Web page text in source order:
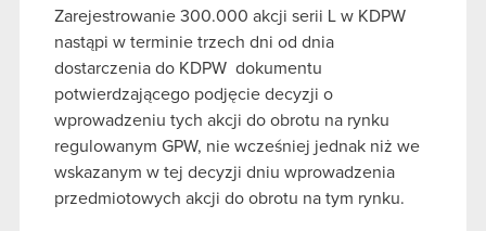
Zarejestrowanie 300.000 akcji serii L w KDPW
nastąpi w terminie trzech dni od dnia
dostarczenia do KDPW dokumentu
potwierdzającego podjęcie decyzji o
wprowadzeniu tych akcji do obrotu na rynku
regulowanym GPW, nie wcześniej jednak niż we
wskazanym w tej decyzji dniu wprowadzenia
przedmiotowych akcji do obrotu na tym rynku.